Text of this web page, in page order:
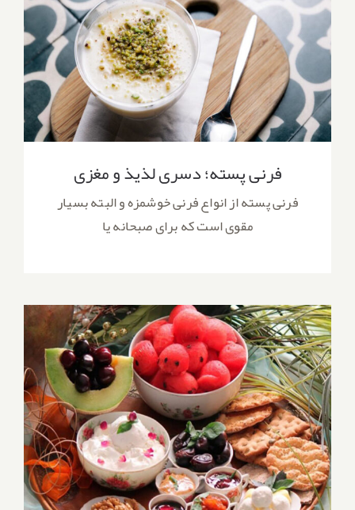
فرنی پسته؛ دسری لذیذ و مغزی
فرنی پسته؛ دسری لذیذ و مغزی
فرنی پسته از انواع فرنی خوشمزه و البته بسیار
مقوی است که برای صبحانه یا
بهترین روش تغذیه در ماه رمضان